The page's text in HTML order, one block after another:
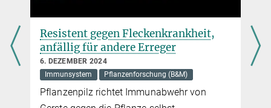
Resistent gegen Fleckenkrankheit,
anfällig für andere Erreger
6. DEZEMBER 2024
Immunsystem
Pflanzenforschung (B&M)
Pflanzenpilz richtet Immunabwehr von